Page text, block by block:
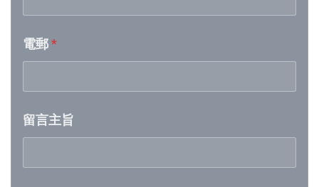
Week 22│2026-5-30
Week 20│2026-5-16
電郵*
留言主旨